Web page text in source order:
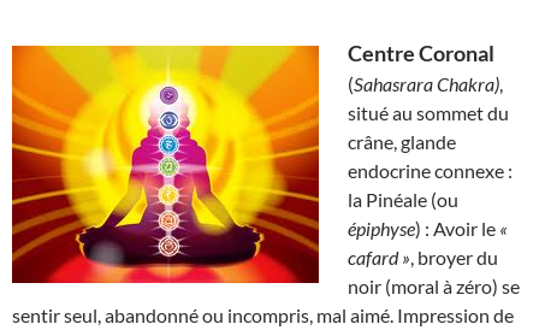
Centre Coronal
(Sahasrara Chakra)
situé au sommet du
crâne, glande
endocrine connexe :
la Pinéale (ou
épiphyse) : Avoir le «
cafard » , broyer du
noir (moral à zéro) se
sentir seul, abandonné ou incompris, mal aimé. Impression de